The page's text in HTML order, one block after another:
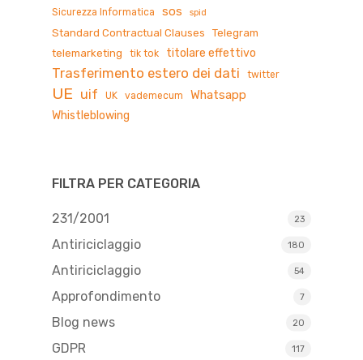
Sicurezza Informatica sos spid
Standard Contractual Clauses
Telegram
telemarketing
tik tok titolare effettivo
Trasferimento estero dei dati twitter
UE uif UK vademecum Whatsapp
Whistleblowing
FILTRA PER CATEGORIA
231/2001 23
Antiriciclaggio 180
Antiriciclaggio 54
Approfondimento 7
Blog news 20
GDPR 117